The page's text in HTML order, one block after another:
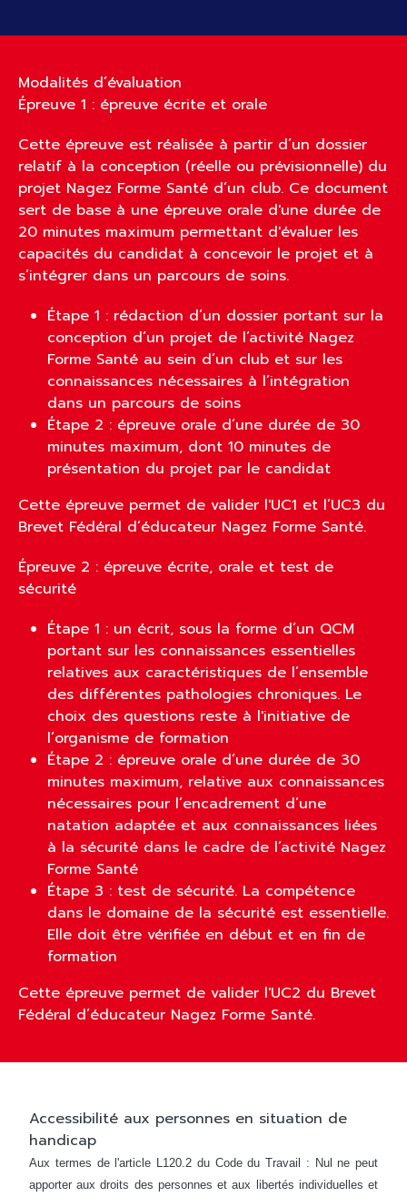
Modalités d’évaluation
Épreuve 1 : épreuve écrite et orale
Cette épreuve est réalisée à partir d’un dossier
relatif à la conception (réelle ou prévisionnelle) du
projet Nagez Forme Santé d’un club. Ce document
sert de base à une épreuve orale d'une durée de
20 minutes maximum permettant d'évaluer les
capacités du candidat à concevoir le projet et à
s’intégrer dans un parcours de soins.
Étape 1 : rédaction d’un dossier portant sur la
conception d’un projet de l’activité Nagez
Forme Santé au sein d’un club et sur les
connaissances nécessaires à l’intégration
dans un parcours de soins
Étape 2 : épreuve orale d’une durée de 30
minutes maximum, dont 10 minutes de
présentation du projet par le candidat
Cette épreuve permet de valider l'UC1 et l’UC3 du
Brevet Fédéral d’éducateur Nagez Forme Santé.
Épreuve 2 : épreuve écrite, orale et test de
sécurité
Étape 1 : un écrit, sous la forme d’un QCM
portant sur les connaissances essentielles
relatives aux caractéristiques de l’ensemble
des différentes pathologies chroniques. Le
choix des questions reste à l'initiative de
l’organisme de formation
Étape 2 : épreuve orale d’une durée de 30
minutes maximum, relative aux connaissances
nécessaires pour l’encadrement d’une
natation adaptée et aux connaissances liées
à la sécurité dans le cadre de l’activité Nagez
Forme Santé
Étape 3 : test de sécurité. La compétence
dans le domaine de la sécurité est essentielle.
Elle doit être vérifiée en début et en fin de
formation
Cette épreuve permet de valider l'UC2 du Brevet
Fédéral d’éducateur Nagez Forme Santé.
Accessibilité aux personnes en situation de
handicap
Aux termes de l'article L120.2 du Code du Travail : Nul ne peut
apporter aux droits des personnes et aux libertés individuelles et